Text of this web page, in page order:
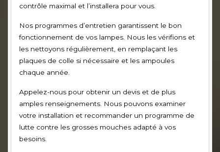
contrôle maximal et l’installera pour vous.
Nos programmes d’entretien garantissent le bon
fonctionnement de vos lampes. Nous les vérifions et
les nettoyons régulièrement, en remplaçant les
plaques de colle si nécessaire et les ampoules
chaque année.
Appelez-nous pour obtenir un devis et de plus
amples renseignements. Nous pouvons examiner
votre installation et recommander un programme de
lutte contre les grosses mouches adapté à vos
besoins.